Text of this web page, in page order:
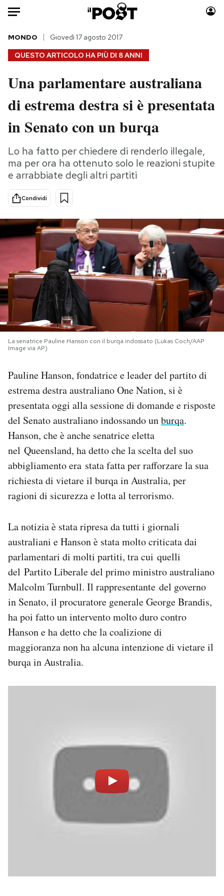
Auto
HOME
Italia
Politica
Tecnologia
Scienza
Cultura
Sport
Moda
Libri
Consumismi
Storie/Idee
Media
Europa
NEWSLETTER
I MIEI PREFERITI
SHOP
CALENDARIO
AREA PERSONALE
Area Personale
Notifiche mobile
Regala il Post
Hai bisogno di aiuto?
Esci
QUESTO ARTICOLO HA PIÙ DI 8 ANNI
MONDO Giovedì 17 agosto 2017
Una parlamentare australiana
di estrema destra si è presentata
in Senato con un burqa
Lo ha fatto per chiedere di renderlo illegale,
ma per ora ha ottenuto solo le reazioni stupite
e arrabbiate degli altri partiti
Condividi
La senatrice Pauline Hanson con il burqa indossato (Lukas Coch/AAP
Image via AP)
Pauline Hanson, fondatrice e leader del partito di
estrema destra australiano One Nation, si è
presentata oggi alla sessione di domande e risposte
del Senato australiano indossando unburqa.
Hanson, che è anche senatrice eletta
nel Queensland, ha detto che la scelta del suo
abbigliamento era stata fatta per rafforzare la sua
richiesta di vietare il burqa in Australia, per
ragioni di sicurezza e lotta al terrorismo.
La notizia è stata ripresa da tutti i giornali
australiani e Hanson è stata molto criticata dai
parlamentari di molti partiti, tra cui quelli
del Partito Liberale del primo ministro australiano
Malcolm Turnbull. Il rappresentante del governo
in Senato, il procuratore generale George Brandis,
ha poi fatto un intervento molto duro contro
Hanson e ha detto che la coalizione di
maggioranza non ha alcuna intenzione di vietare il
burqa in Australia.